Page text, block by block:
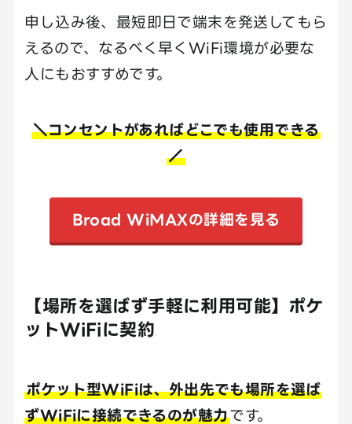
申し込み後、最短即日で端末を発送してもら
えるので、なるべく早くWiFi環境が必要な
人にもおすすめです。
＼コンセントがあればどこでも使用できる
／
Broad WiMAXの詳細を見る
【場所を選ばず手軽に利用可能】ポケ
ットWiFiに契約
ポケット型WiFiは、外出先でも場所を選ば
ずWiFiに接続できるのが魅力です。